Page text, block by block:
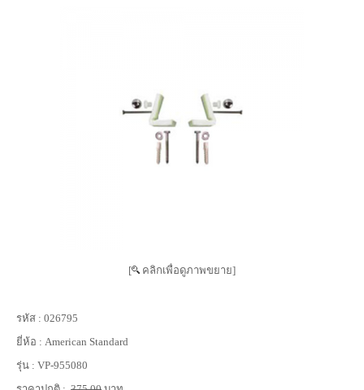
[ คลิกเพื่อดูภาพขยาย]
รหัส : 026795
ยี่ห้อ : American Standard
รุ่น : VP-955080